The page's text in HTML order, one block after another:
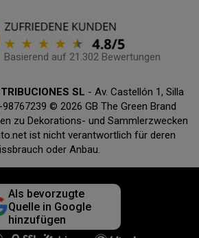
Basierend auf 21.302 Bewertungen
SL - Av. Castellón 1, Silla
© 2026 GB The Green Brand
zu Dekorations- und Sammlerzwecken
ist nicht verantwortlich für deren
oder Anbau.
Als bevorzugte
Quelle in Google
hinzufügen